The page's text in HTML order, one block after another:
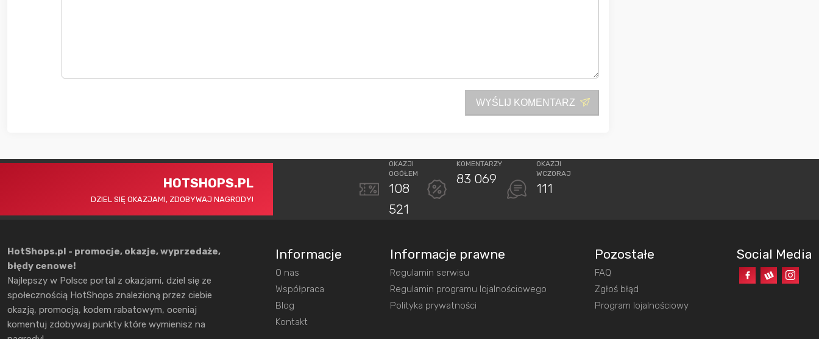
WYŚLIJ KOMENTARZ
HOTSHOPS.PL
DZIEL SIĘ OKAZJAMI, ZDOBYWAJ NAGRODY!
OKAZJI
OGÓŁEM
108
521
KOMENTARZY
83 069
OKAZJI
WCZORAJ
111
HotShops.pl - promocje, okazje, wyprzedaże,
błędy cenowe!
Najlepszy w Polsce portal z okazjami, dziel się ze
społecznością HotShops znalezioną przez ciebie
okazją, promocją, kodem rabatowym, oceniaj
komentuj zdobywaj punkty które wymienisz na
Informacje
O nas
Współpraca
Blog
Kontakt
Informacje prawne
Regulamin serwisu
Regulamin programu lojalnościowego
Polityka prywatności
Pozostałe
FAQ
Zgłoś błąd
Program lojalnościowy
Social Media